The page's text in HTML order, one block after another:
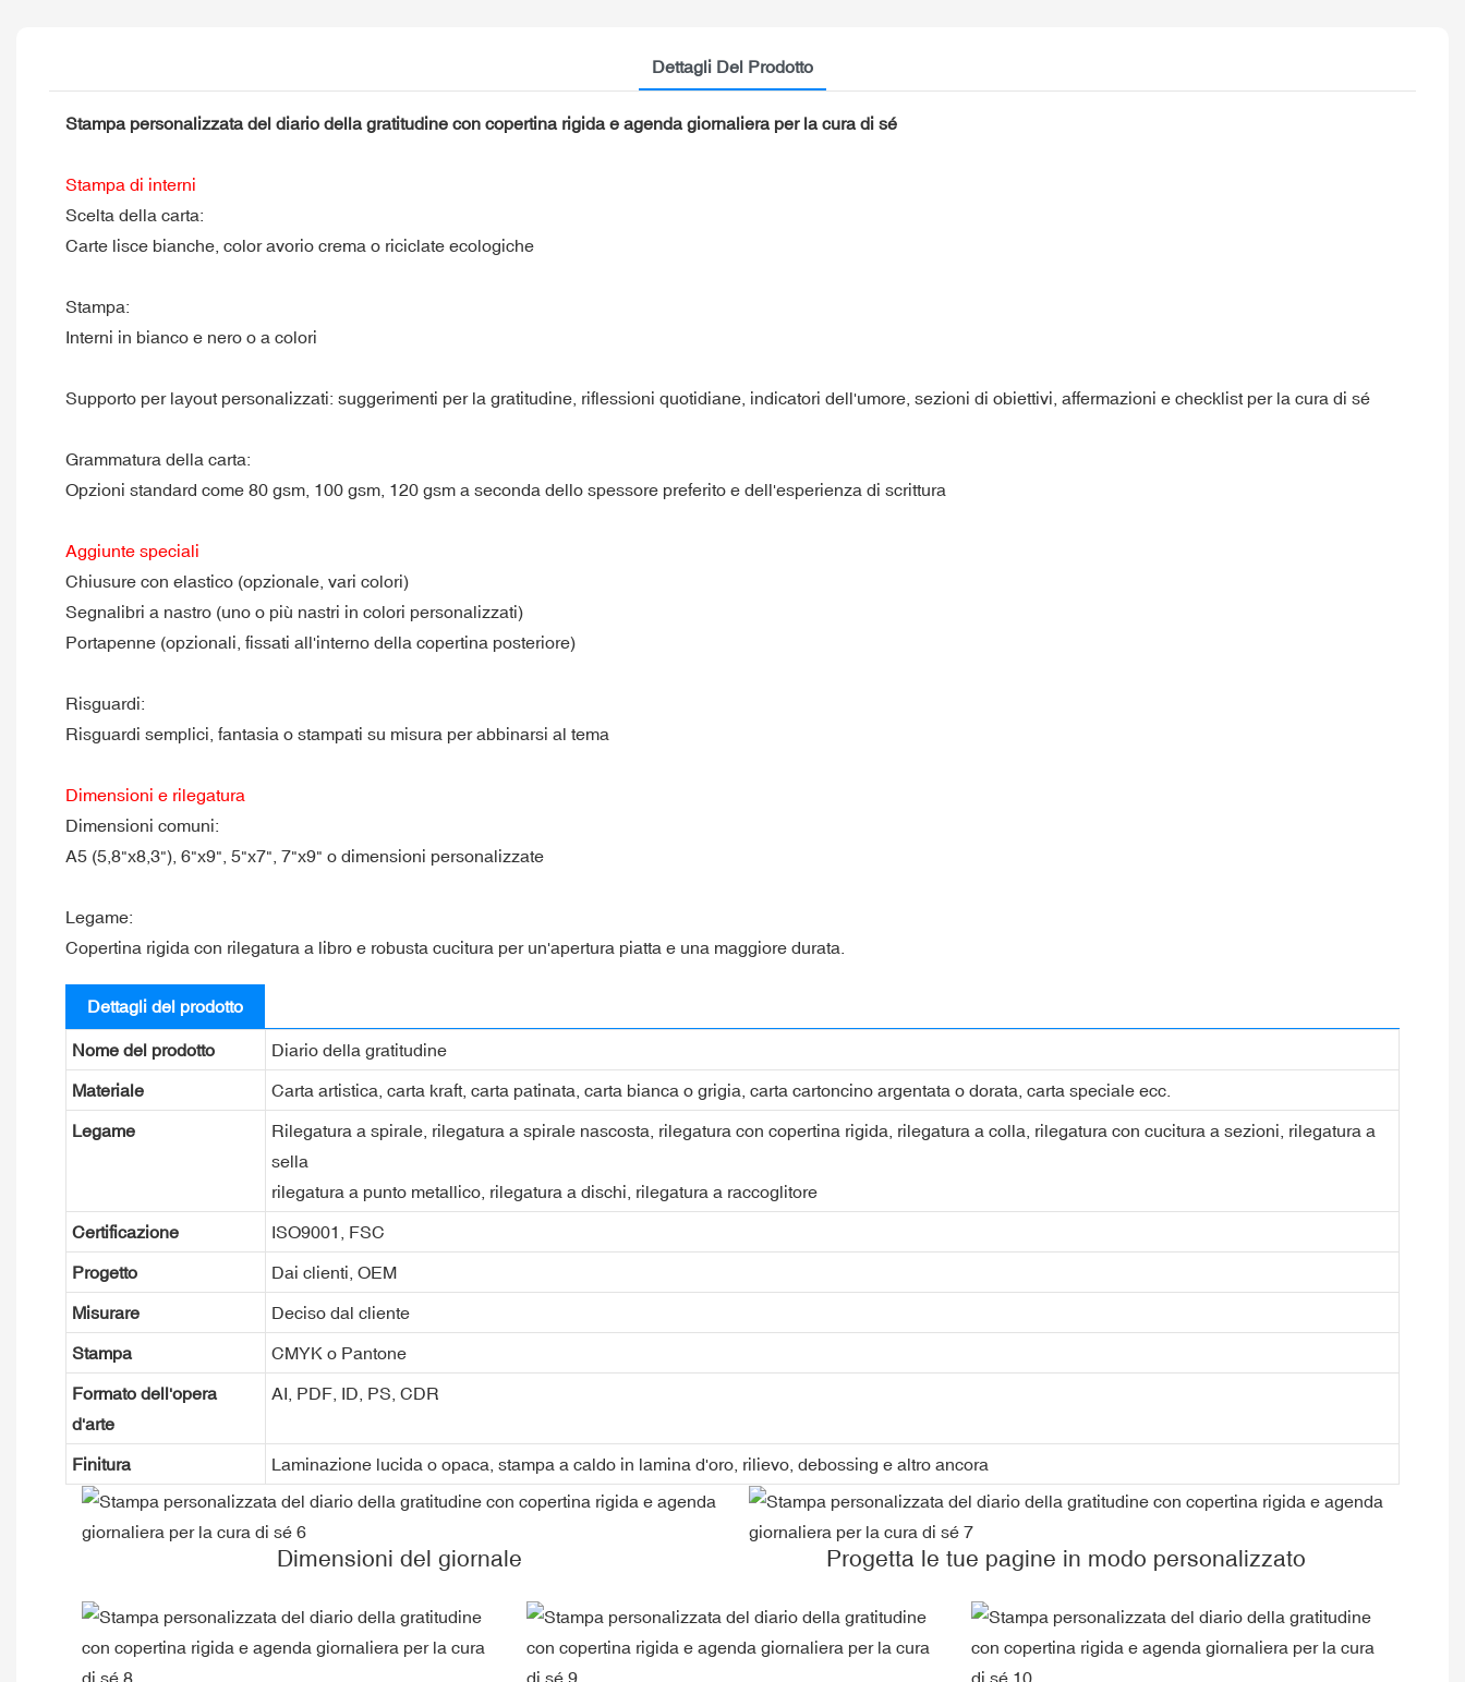
Dettagli Del Prodotto
Stampa personalizzata del diario della gratitudine con copertina rigida e agenda giornaliera per la cura di sé
Stampa di interni
Scelta della carta:
Carte lisce bianche, color avorio crema o riciclate ecologiche
Stampa:
Interni in bianco e nero o a colori
Supporto per layout personalizzati: suggerimenti per la gratitudine, riflessioni quotidiane, indicatori dell'umore, sezioni di obiettivi, affermazioni e checklist per la cura di sé
Grammatura della carta:
Opzioni standard come 80 gsm, 100 gsm, 120 gsm a seconda dello spessore preferito e dell'esperienza di scrittura
Aggiunte speciali
Chiusure con elastico (opzionale, vari colori)
Segnalibri a nastro (uno o più nastri in colori personalizzati)
Portapenne (opzionali, fissati all'interno della copertina posteriore)
Risguardi:
Risguardi semplici, fantasia o stampati su misura per abbinarsi al tema
Dimensioni e rilegatura
Dimensioni comuni:
A5 (5,8"x8,3"), 6"x9", 5"x7", 7"x9" o dimensioni personalizzate
Legame:
Copertina rigida con rilegatura a libro e robusta cucitura per un'apertura piatta e una maggiore durata.
Dettagli del prodotto
Nome del prodotto Diario della gratitudine
Materiale Carta artistica, carta kraft, carta patinata, carta bianca o grigia, carta cartoncino argentata o dorata, carta speciale ecc.
Legame
Rilegatura a spirale, rilegatura a spirale nascosta, rilegatura con copertina rigida, rilegatura a colla, rilegatura con cucitura a sezioni, rilegatura a
sella
rilegatura a punto metallico, rilegatura a dischi, rilegatura a raccoglitore
Certificazione ISO9001, FSC
Progetto Dai clienti, OEM
Misurare Deciso dal cliente
Stampa CMYK o Pantone
Formato dell'opera
d'arte
AI, PDF, ID, PS, CDR
Finitura Laminazione lucida o opaca, stampa a caldo in lamina d'oro, rilievo, debossing e altro ancora
Dimensioni del giornale Progetta le tue pagine in modo personalizzato